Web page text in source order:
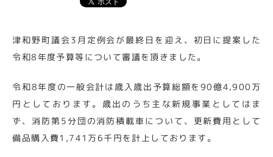
津和野町議会3月定例会が最終日を迎え、初日に提案した
令和8年度予算等について審議を頂きました。
令和8年度の一般会計は歳入歳出予算総額を90億4,900万
円としております。歳出のうち主な新規事業としてはま
ず、消防第5分団の消防積載車について、更新費用として
備品購入費1,741万6千円を計上しております。